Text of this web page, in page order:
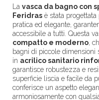
La vasca da bagno con
Feridras è stata
pratica ed elegante,
accessibile a tutti. Questa
compatto e moderno,
bagni di piccole dimensioni
in acrilico sanitario
garantisce robustezza e
superficie liscia e facile da
conferisce un aspetto
armoniosamente con